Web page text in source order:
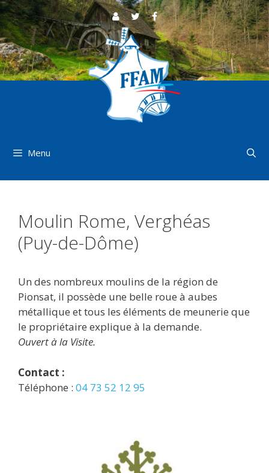
Aller
au
contenu
Menu
Moulin Rome, Verghéas
(Puy-de-Dôme)
Un des nombreux moulins de la région de
Pionsat, il possède une belle roue à aubes
métallique et tous les éléments de meunerie que
le propriétaire explique à la demande.
Ouvert à la Visite.
Contact :
Téléphone : 04 73 52 12 95